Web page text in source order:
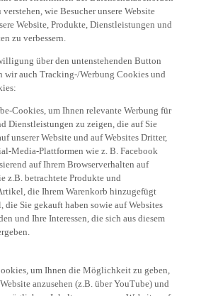
verstehen, wie Besucher unsere Website
Website, Produkte, Dienstleistungen und
zu verbessern.
über den untenstehenden Button
wir auch Tracking-/Werbung Cookies und
Cookies, um Ihnen relevante Werbung für
Dienstleistungen zu zeigen, die auf Sie
unserer Website und auf Websites Dritter,
Media-Plattformen wie z. B. Facebook
auf Ihrem Browserverhalten auf
z.B. betrachtete Produkte und
die Ihrem Warenkorb hinzugefügt
die Sie gekauft haben sowie auf Websites
und Ihre Interessen, die sich aus diesem
um Ihnen die Möglichkeit zu geben,
anzusehen (z.B. über YouTube) und
Inhalte von unserer Website auf